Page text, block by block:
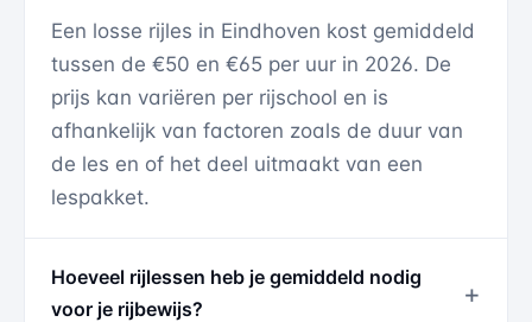
Een losse rijles in Eindhoven kost gemiddeld
tussen de €50 en €65 per uur in 2026. De
prijs kan variëren per rijschool en is
afhankelijk van factoren zoals de duur van
de les en of het deel uitmaakt van een
lespakket.
Hoeveel rijlessen heb je gemiddeld nodig
voor je rijbewijs?